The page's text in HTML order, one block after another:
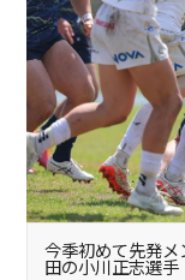
今季初めて先発
田の小川正志選手